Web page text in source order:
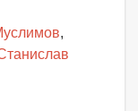
,